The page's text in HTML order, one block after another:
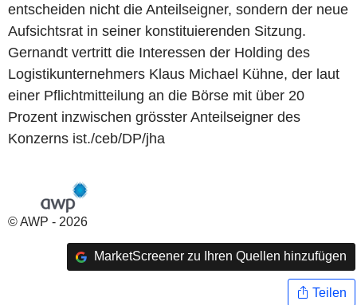
entscheiden nicht die Anteilseigner, sondern der neue
Aufsichtsrat in seiner konstituierenden Sitzung.
Gernandt vertritt die Interessen der Holding des
Logistikunternehmers Klaus Michael Kühne, der laut
einer Pflichtmitteilung an die Börse mit über 20
Prozent inzwischen grösster Anteilseigner des
Konzerns ist./ceb/DP/jha
© AWP - 2026
MarketScreener zu Ihren Quellen hinzufügen
Teilen